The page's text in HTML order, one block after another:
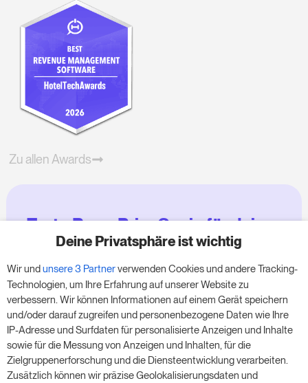
Zu allen Awards
Teste RoomPriceGenie für deine
Zimmer
Nutze unsere 14-tägige Testversion und steigere
deinen Umsatz jetzt – ganz ohne Verpflichtung.
Buche einen Termin, um deine kostenlose 14-
tägige Testphase zu starten.
Deine Privatsphäre ist wichtig
Wir undunsere 3 Partnerverwenden Cookies und andere Tracking-
Technologien, um Ihre Erfahrung auf unserer Website zu
verbessern. Wir können Informationen auf einem Gerät speichern
und/oder darauf zugreifen und personenbezogene Daten wie Ihre
IP-Adresse und Surfdaten für personalisierte Anzeigen und Inhalte
sowie für die Messung von Anzeigen und Inhalten, für die
Zielgruppenerforschung und die Diensteentwicklung verarbeiten.
Zusätzlich können wir präzise Geolokalisierungsdaten und